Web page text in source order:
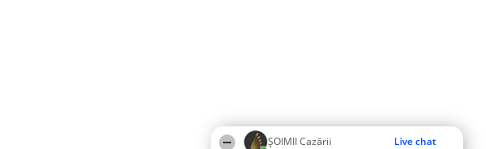
ȘOIMII Cazării Live chat